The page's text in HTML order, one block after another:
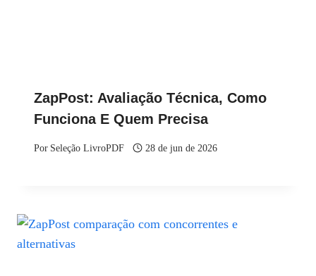
ZapPost: Avaliação Técnica, Como
Funciona E Quem Precisa
Por Seleção LivroPDF 28 de jun de 2026